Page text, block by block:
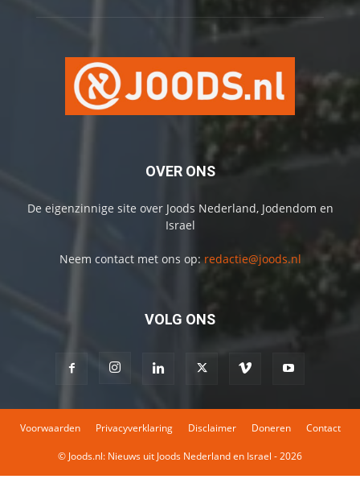
OVER ONS
De eigenzinnige site over Joods Nederland, Jodendom en
Israel
Neem contact met ons op: redactie@joods.nl
VOLG ONS
Voorwaarden Privacyverklaring Disclaimer Doneren Contact
© Joods.nl: Nieuws uit Joods Nederland en Israel - 2026